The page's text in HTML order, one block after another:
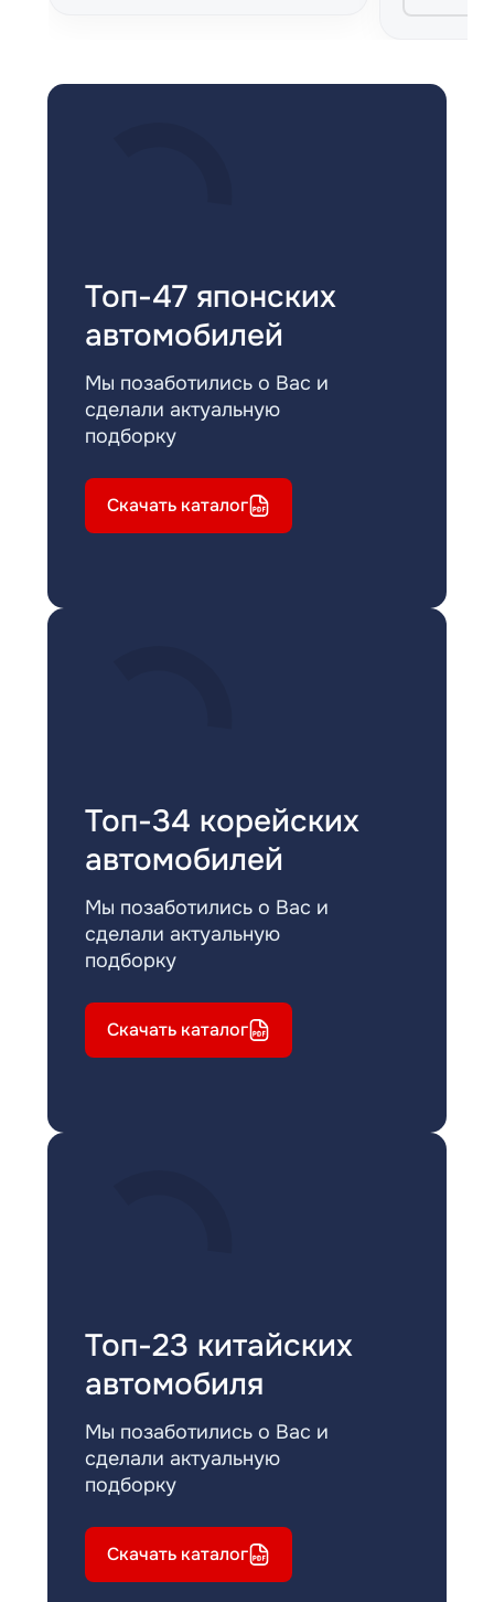
Топ-47 японских
автомобилей
Мы позаботились о Вас и
сделали актуальную
подборку
Скачать каталог
Топ-34 корейских
автомобилей
Мы позаботились о Вас и
сделали актуальную
подборку
Скачать каталог
Топ-23 китайских
автомобиля
Мы позаботились о Вас и
сделали актуальную
подборку
Скачать каталог